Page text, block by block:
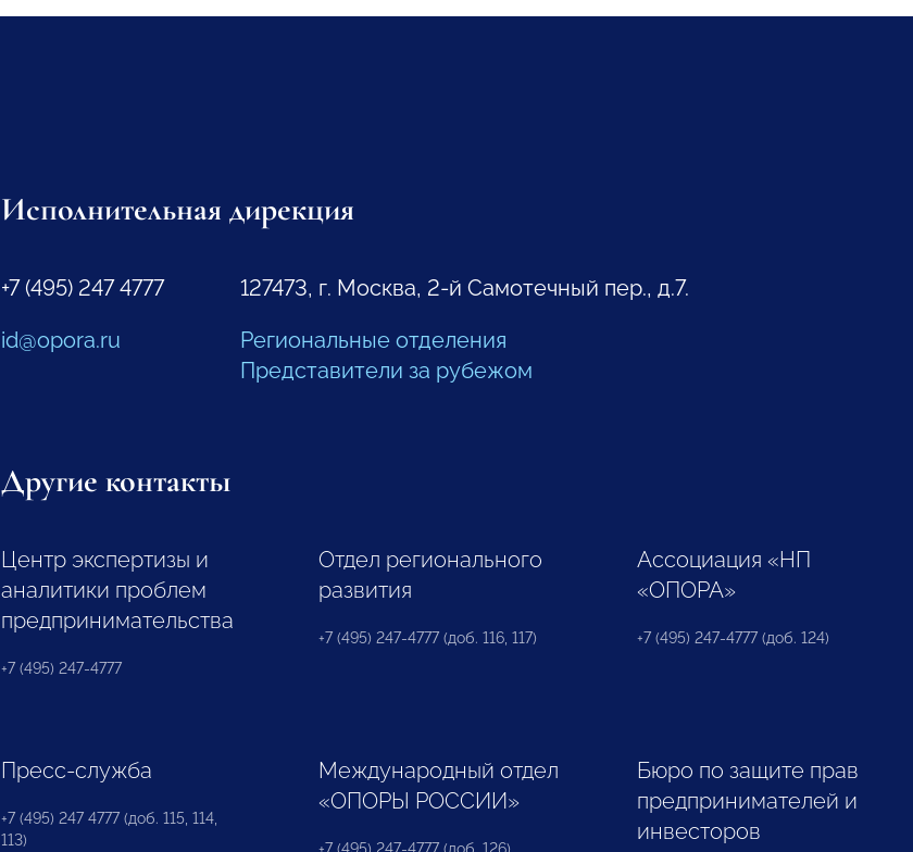
Исполнительная дирекция
+7 (495) 247 4777
id@opora.ru
127473, г. Москва, 2-й Самотечный пер., д.7.
Региональные отделения
Представители за рубежом
Другие контакты
Центр экспертизы и
аналитики проблем
предпринимательства
+7 (495) 247-4777
Отдел регионального
развития
+7 (495) 247-4777 (доб. 116, 117)
Ассоциация «НП
«ОПОРА»
+7 (495) 247-4777 (доб. 124)
Пресс-служба
+7 (495) 247 4777 (доб. 115, 114,
113)
Международный отдел
«ОПОРЫ РОССИИ»
+7 (495) 247-4777 (доб. 126)
Бюро по защите прав
предпринимателей и
инвесторов